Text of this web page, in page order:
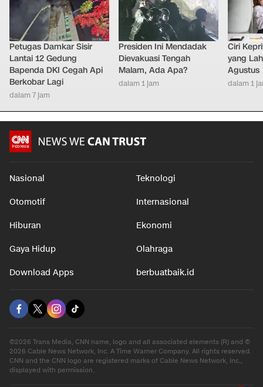
Petugas Damkar Sisir
Lantai 12 Gedung
Bapenda DKI Cegah Api
Berkobar Lagi
dalam 7 jam
Presiden Ini Mendadak
Dievakuasi Tengah
Malam, Ada Apa?
dalam 1 jam
Ciri
yang
Agustus
dalam 1
Nasional Teknologi
Otomotif Internasional
Hiburan Ekonomi
Gaya Hidup Olahraga
Download Apps berbuatbaik.id
©2026 Trans Media, CNN name, logo and all associated elements (R) and ©
2026 Cable News Network, Inc. A Time Warner Company. All rights reserved.
CNN and the CNN logo are registered marks of Cable News Network, Inc.,
displayed with permission.